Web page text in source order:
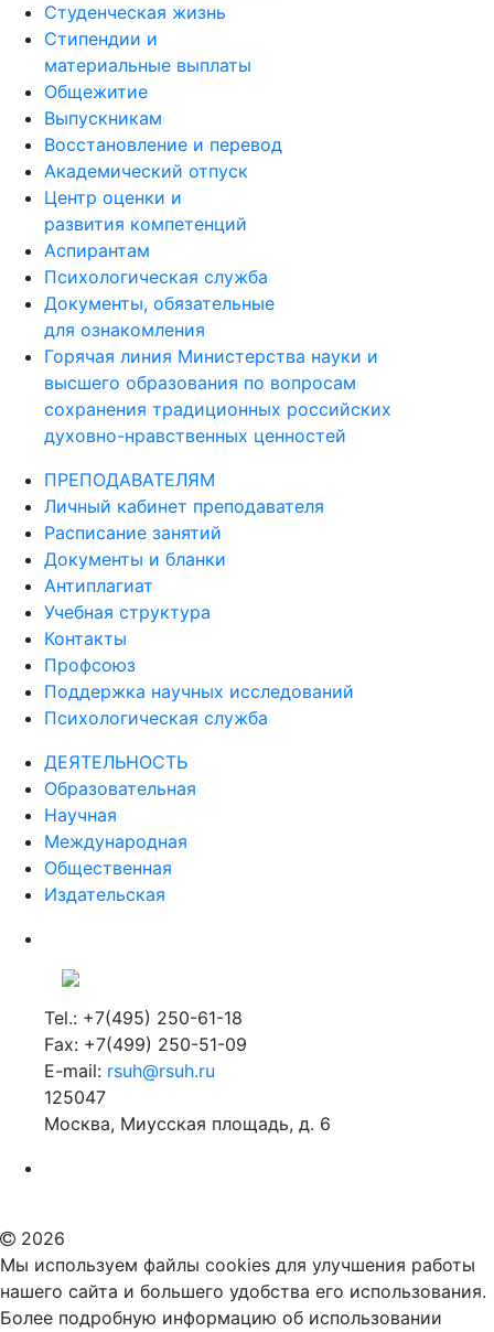
Студенческая жизнь
Стипендии и
материальные выплаты
Общежитие
Выпускникам
Восстановление и перевод
Академический отпуск
Центр оценки и
развития компетенций
Аспирантам
Психологическая служба
Документы, обязательные
для ознакомления
Горячая линия Министерства науки и
высшего образования по вопросам
сохранения традиционных российских
духовно-нравственных ценностей
ПРЕПОДАВАТЕЛЯМ
Личный кабинет преподавателя
Расписание занятий
Документы и бланки
Антиплагиат
Учебная структура
Контакты
Профсоюз
Поддержка научных исследований
Психологическая служба
ДЕЯТЕЛЬНОСТЬ
Образовательная
Научная
Международная
Общественная
Издательская
Tel.: +7(495) 250-61-18
Fax: +7(499) 250-51-09
E-mail: rsuh@rsuh.ru
125047
Москва, Миусская площадь, д. 6
2026
Мы используем файлы cookies для улучшения работы
нашего сайта и большего удобства его использования.
Более подробную информацию об использовании